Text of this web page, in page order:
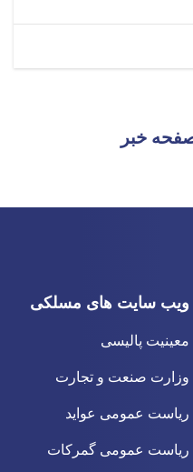
خبر
ویب سایت های مسلکی
معینیت پالیسی
وزارت صنعت و تجارت
ریاست عمومی عواید
ریاست عمومی گمرکات